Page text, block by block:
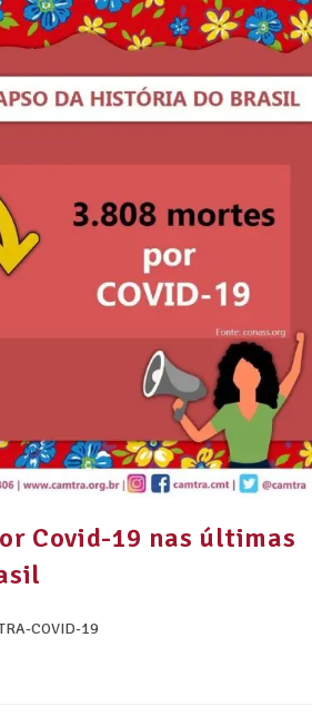
Covid-19 nas últimas
COVID-19